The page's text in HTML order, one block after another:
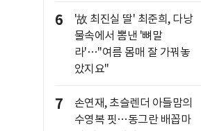
6
'故 최진실 딸' 최준희, 다낭
물속에서 뽐낸 '뼈말
라'…"여름 몸매 잘 가꿔놓
았지요"
7
손연재, 초슬렌더 아들맘의
수영복 핏…동그란 배꼽마